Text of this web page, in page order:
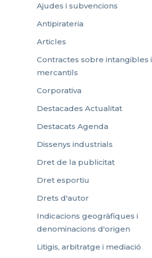
Ajudes i subvencions
Antipirateria
Articles
Contractes sobre intangibles i
mercantils
Corporativa
Destacades Actualitat
Destacats Agenda
Dissenys industrials
Dret de la publicitat
Dret esportiu
Drets d'autor
Indicacions geogràfiques i
denominacions d'origen
Litigis, arbitratge i mediació